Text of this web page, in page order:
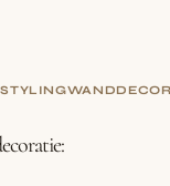
STYLING